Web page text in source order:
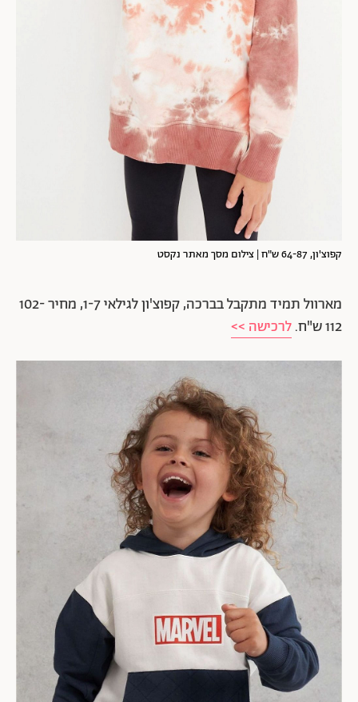
קפוצ'ון, 64-87 ש"ח | צילום מסך מאתר נקסט
מארוול תמיד מתקבל בברכה, קפוצ'ון לגילאי 1-7, מחיר 102-
112 ש"ח.
לרכישה >>